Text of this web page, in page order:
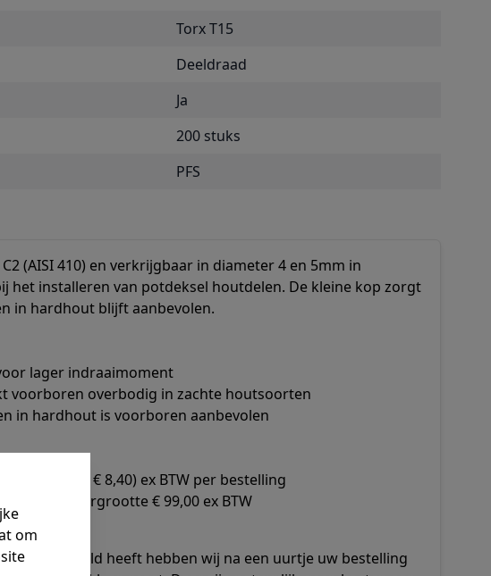
Torx T15
Deeldraad
Ja
200 stuks
PFS
(AISI 410) en verkrijgbaar in diameter 4 en 5mm in
het installeren van potdeksel houtdelen. De kleine kop zorgt
in hardhout blijft aanbevolen.
lager indraaimoment
voorboren overbodig in zachte houtsoorten
in hardhout is voorboren aanbevolen
NL € 5,95 (BE € 8,40) ex BTW per bestelling
vanaf ordergrootte € 99,00 ex BTW
besteld heeft hebben wij na een uurtje uw bestelling
om